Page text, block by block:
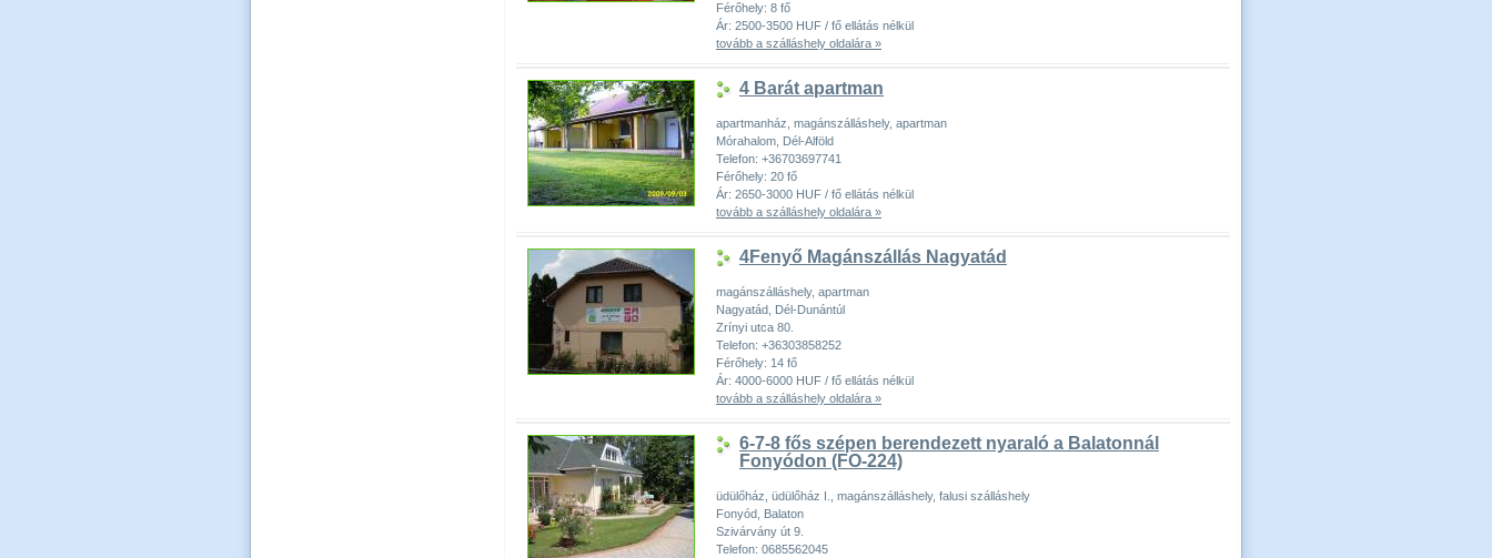
Férőhely: 8 fő
Ár: 2500-3500 HUF / fő ellátás nélkül
tovább a szálláshely oldalára »
4 Barát apartman
apartmanház, magánszálláshely, apartman
Mórahalom, Dél-Alföld
Telefon: +36703697741
Férőhely: 20 fő
Ár: 2650-3000 HUF / fő ellátás nélkül
tovább a szálláshely oldalára »
4Fenyő Magánszállás Nagyatád
magánszálláshely, apartman
Nagyatád, Dél-Dunántúl
Zrínyi utca 80.
Telefon: +36303858252
Férőhely: 14 fő
Ár: 4000-6000 HUF / fő ellátás nélkül
tovább a szálláshely oldalára »
6-7-8 fős szépen berendezett nyaraló a Balatonnál
Fonyódon (FO-224)
üdülőház, üdülőház I., magánszálláshely, falusi szálláshely
Fonyód, Balaton
Szivárvány út 9.
Telefon: 0685562045